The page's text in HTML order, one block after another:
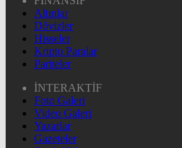
Altınlar
Dövizler
Hisseler
Kripto Paralar
Pariteler
İNTERAKTİF
Foto Galeri
Video Galeri
Yazarlar
Gazeteler